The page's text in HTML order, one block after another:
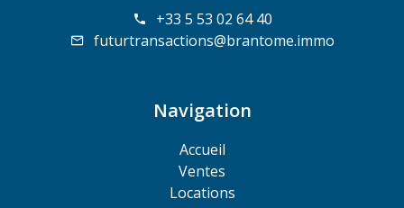
+33 5 53 02 64 40
futurtransactions@brantome.immo
Navigation
Accueil
Ventes
Locations